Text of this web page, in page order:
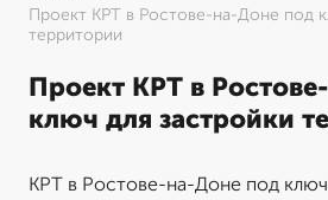
Проект КРТ в Ростове-на-Доне под
территории
Проект КРТ в
ключ для застройки
КРТ в Ростове-на-Доне под